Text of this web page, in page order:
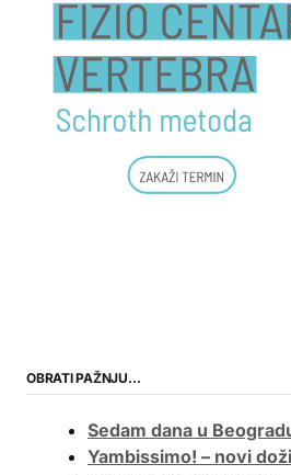
OBRATI PAŽNJU…
Sedam dana u
Yambissimo! – novi